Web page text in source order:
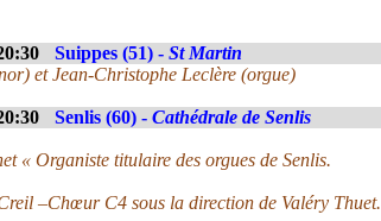
Suippes (51) - St Martin
et Jean-Christophe Leclère (orgue)
Senlis (60) - Cathédrale de Senlis
« Organiste titulaire des orgues de Senlis.
–Chœur C4 sous la direction de Valéry Thuet.